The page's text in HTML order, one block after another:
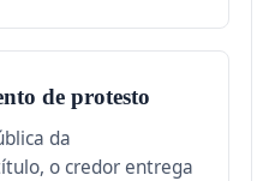
de protesto
da
o credor entrega